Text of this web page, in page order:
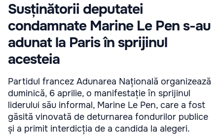
Susținătorii deputatei
condamnate Marine Le Pen s-au
adunat la Paris în sprijinul
acesteia
Partidul francez Adunarea Națională organizează
duminică, 6 aprilie, o manifestație în sprijinul
liderului său informal, Marine Le Pen, care a fost
găsită vinovată de deturnarea fondurilor publice
și a primit interdicția de a candida la alegeri.